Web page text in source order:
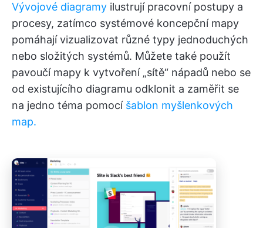
Vývojové diagramy ilustrují pracovní postupy a
procesy, zatímco systémové koncepční mapy
pomáhají vizualizovat různé typy jednoduchých
nebo složitých systémů. Můžete také použít
pavoučí mapy k vytvoření „sítě“ nápadů nebo se
od existujícího diagramu odklonit a zaměřit se
na jedno téma pomocí šablon myšlenkových
map.